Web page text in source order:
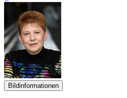
Bildinformationen